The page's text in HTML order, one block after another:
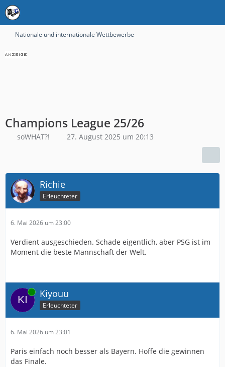
Nationale und internationale Wettbewerbe
Champions League 25/26
soWHAT?! 27. August 2025 um 20:13
Richie
Erleuchteter
6. Mai 2026 um 23:00
Verdient ausgeschieden. Schade eigentlich, aber PSG ist im
Moment die beste Mannschaft der Welt.
Online Kiyouu
Erleuchteter
6. Mai 2026 um 23:01
Paris einfach noch besser als Bayern. Hoffe die gewinnen
das Finale.